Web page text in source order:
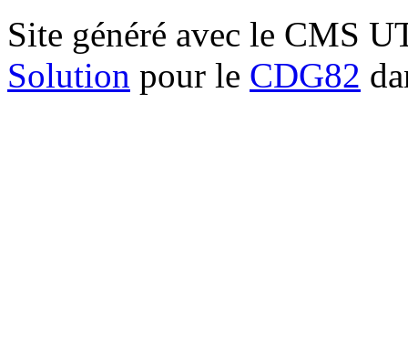
Site généré avec le CMS
Solution pour le CDG82